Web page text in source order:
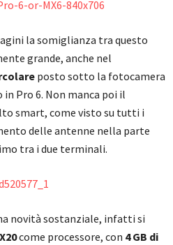
la somiglianza tra questo
grande, anche nel
posto sotto la fotocamera
Pro 6. Non manca poi il
smart, come visto su tutti i
delle antenne nella parte
tra i due terminali.
novità sostanziale, infatti si
come processore, con 4 GB di